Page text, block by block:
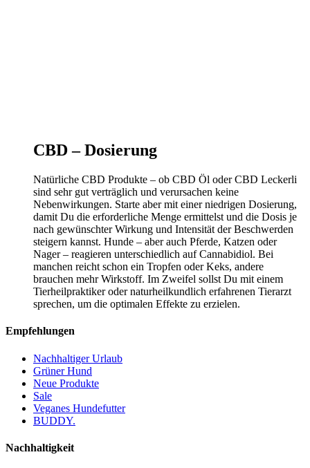
CBD – Dosierung
Natürliche CBD Produkte – ob CBD Öl oder CBD Leckerli
sind sehr gut verträglich und verursachen keine
Nebenwirkungen. Starte aber mit einer niedrigen Dosierung,
damit Du die erforderliche Menge ermittelst und die Dosis je
nach gewünschter Wirkung und Intensität der Beschwerden
steigern kannst. Hunde – aber auch Pferde, Katzen oder
Nager – reagieren unterschiedlich auf Cannabidiol. Bei
manchen reicht schon ein Tropfen oder Keks, andere
brauchen mehr Wirkstoff. Im Zweifel sollst Du mit einem
Tierheilpraktiker oder naturheilkundlich erfahrenen Tierarzt
sprechen, um die optimalen Effekte zu erzielen.
Empfehlungen
Nachhaltiger Urlaub
Grüner Hund
Neue Produkte
Sale
Veganes Hundefutter
BUDDY.
Nachhaltigkeit